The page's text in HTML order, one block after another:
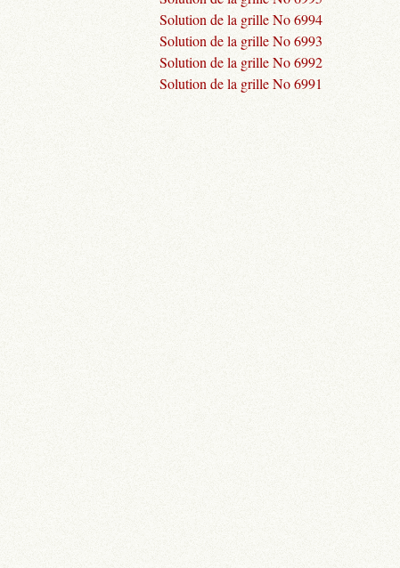
Solution de la grille No 6994
Solution de la grille No 6993
Solution de la grille No 6992
Solution de la grille No 6991